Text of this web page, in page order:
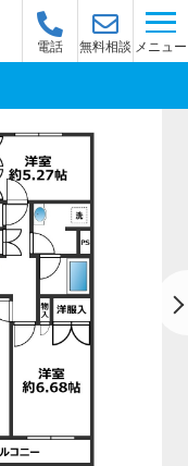
電話 無料相談 メニュー